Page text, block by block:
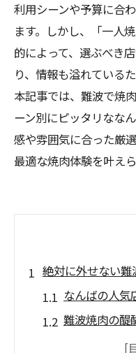
利用シーンや予算に合
ます。しかし、「一人
的によって、選ぶべき
り、情報も溢れている
本記事では、難波で焼
ーン別にピッタリなな
感や雰囲気に合った厳
最適な焼肉体験を叶え
絶対に外せない
なんばの人気
難波焼肉の醍
なんばの人